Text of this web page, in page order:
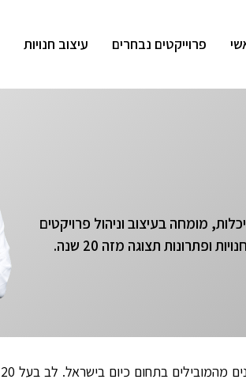
פרוייקטים נבחרים עיצוב חנויות
מומחה בעיצוב וניהול פרויקטים
תצוגה מזה 20 שנה.